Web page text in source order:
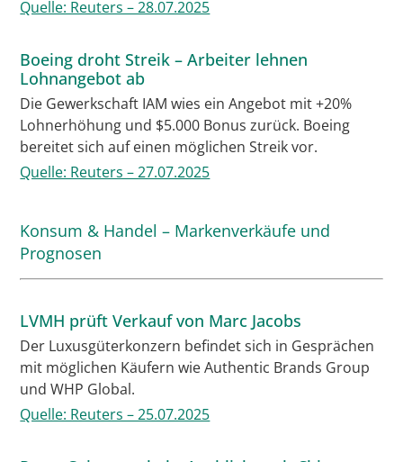
Quelle: Reuters – 28.07.2025
Boeing droht Streik – Arbeiter lehnen
Lohnangebot ab
Die Gewerkschaft IAM wies ein Angebot mit +20%
Lohnerhöhung und $5.000 Bonus zurück. Boeing
bereitet sich auf einen möglichen Streik vor.
Quelle: Reuters – 27.07.2025
Konsum & Handel – Markenverkäufe und
Prognosen
LVMH prüft Verkauf von Marc Jacobs
Der Luxusgüterkonzern befindet sich in Gesprächen
mit möglichen Käufern wie Authentic Brands Group
und WHP Global.
Quelle: Reuters – 25.07.2025